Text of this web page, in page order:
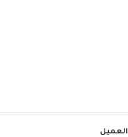
العميل